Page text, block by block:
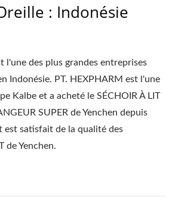
: Indonésie
l'une des plus grandes entreprises
Indonésie. PT. HEXPHARM est l'une
Kalbe et a acheté le SÉCHOIR À LIT
SUPER de Yenchen depuis
est satisfait de la qualité des
de Yenchen.